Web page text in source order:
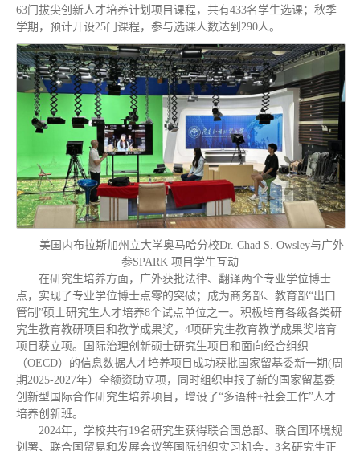
63门拔尖创新人才培养计划项目课程，共有433名学生选课；秋季
学期，预计开设25门课程，参与选课人数达到290人。
美国内布拉斯加州立大学奥马哈分校Dr. Chad S. Owsley与广外
参SPARK 项目学生互动
在研究生培养方面，广外获批法律、翻译两个专业学位博士
点，实现了专业学位博士点零的突破；成为商务部、教育部“出口
管制”硕士研究生人才培养8个试点单位之一。积极培育各级各类研
究生教育教研项目和教学成果奖，4项研究生教育教学成果奖培育
项目获立项。国际治理创新硕士研究生项目和面向经合组织
（OECD）的信息数据人才培养项目成功获批国家留基委新一期(周
期2025-2027年）全额资助立项，同时组织申报了新的国家留基委
创新型国际合作研究生培养项目，增设了“多语种+社会工作”人才
培养创新班。
2024年，学校共有19名研究生获得联合国总部、联合国环境规
划署、联合国贸易和发展会议等国际组织实习机会，3名研究生正